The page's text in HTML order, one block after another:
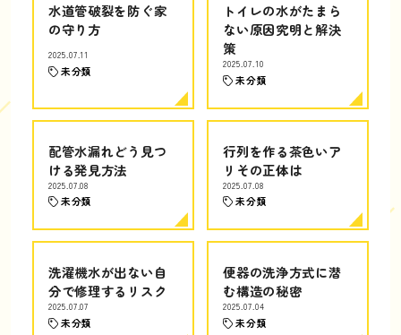
水道管破裂を防ぐ家
の守り方
2025.07.11
未分類
トイレの水がたまら
ない原因究明と解決
策
2025.07.10
未分類
配管水漏れどう見つ
ける発見方法
2025.07.08
未分類
行列を作る茶色いア
リその正体は
2025.07.08
未分類
洗濯機水が出ない自
分で修理するリスク
2025.07.07
未分類
便器の洗浄方式に潜
む構造の秘密
2025.07.04
未分類